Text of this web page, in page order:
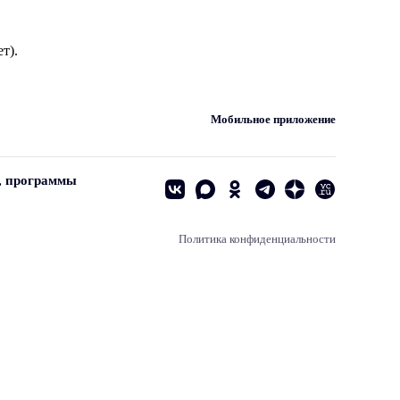
Мобильное приложение
программы
Политика конфиденциальности